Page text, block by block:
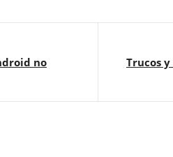
no
Trucos